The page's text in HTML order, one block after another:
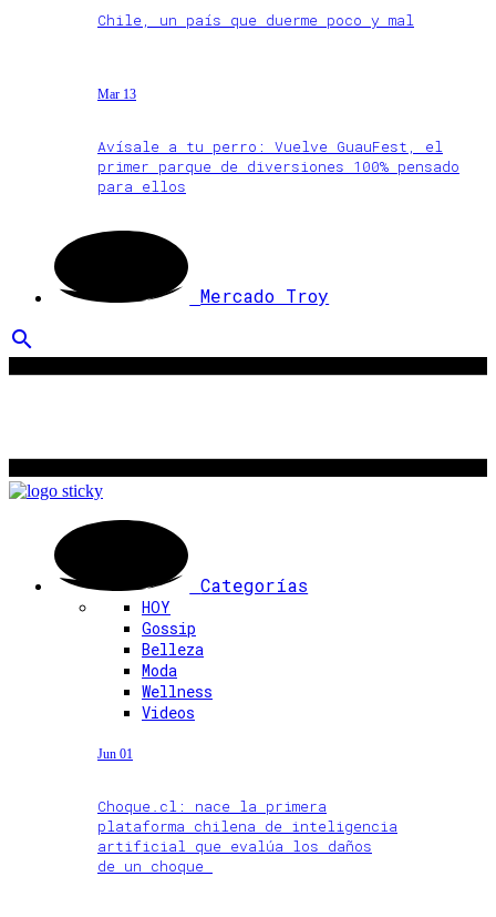
Chile, un país que duerme poco y mal
Mar 13
Avísale a tu perro: Vuelve GuauFest, el
primer parque de diversiones 100% pensado
para ellos
Mercado Troy
search
Categorías
HOY
Gossip
Belleza
Moda
Wellness
Videos
Jun 01
Choque.cl: nace la primera
plataforma chilena de inteligencia
artificial que evalúa los daños
de un choque